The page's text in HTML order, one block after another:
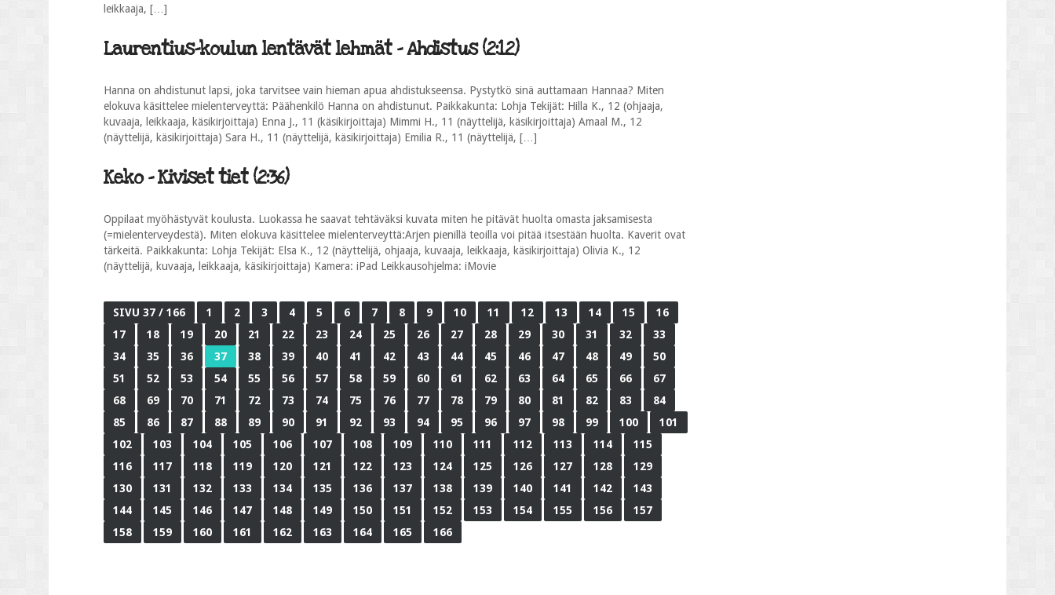
leikkaaja, […]
Laurentius-koulun lentävät lehmät - Ahdistus (2:12)
Hanna on ahdistunut lapsi, joka tarvitsee vain hieman apua ahdistukseensa. Pystytkö sinä auttamaan Hannaa? Miten
elokuva käsittelee mielenterveyttä: Päähenkilö Hanna on ahdistunut. Paikkakunta: Lohja Tekijät: Hilla K., 12 (ohjaaja,
kuvaaja, leikkaaja, käsikirjoittaja) Enna J., 11 (käsikirjoittaja) Mimmi H., 11 (näyttelijä, käsikirjoittaja) Amaal M., 12
(näyttelijä, käsikirjoittaja) Sara H., 11 (näyttelijä, käsikirjoittaja) Emilia R., 11 (näyttelijä, […]
Keko - Kiviset tiet (2:36)
Oppilaat myöhästyvät koulusta. Luokassa he saavat tehtäväksi kuvata miten he pitävät huolta omasta jaksamisesta
(=mielenterveydestä). Miten elokuva käsittelee mielenterveyttä:Arjen pienillä teoilla voi pitää itsestään huolta. Kaverit ovat
tärkeitä. Paikkakunta: Lohja Tekijät: Elsa K., 12 (näyttelijä, ohjaaja, kuvaaja, leikkaaja, käsikirjoittaja) Olivia K., 12
(näyttelijä, kuvaaja, leikkaaja, käsikirjoittaja) Kamera: iPad Leikkausohjelma: iMovie
SIVU 37 / 166 1 2 3 4 5 6 7 8 9 10 11 12 13 14 15
16
17
18 19 20 21 22 23 24 25 26 27 28 29 30 31 32
33
34
35 36 37 38 39 40 41 42 43 44 45 46 47 48 49
50
51
52 53 54 55 56 57 58 59 60 61 62 63 64 65 66
67
68
69 70 71 72 73 74 75 76 77 78 79 80 81 82 83
84
85
86 87 88 89 90 91 92 93 94 95 96 97 98 99 100
101
102
103 104 105 106 107 108 109 110 111 112 113 114
115
116
117 118 119 120 121 122 123 124 125 126 127 128
129
130
131 132 133 134 135 136 137 138 139 140 141 142
143
144
145 146 147 148 149 150 151 152 153 154 155 156
157
158
159 160 161 162 163 164 165 166